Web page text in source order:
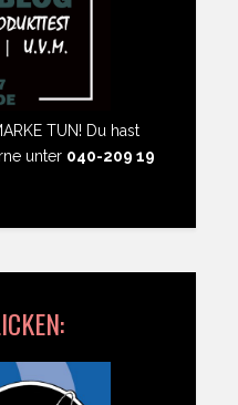
TUN! Du hast
unter 040-209 19